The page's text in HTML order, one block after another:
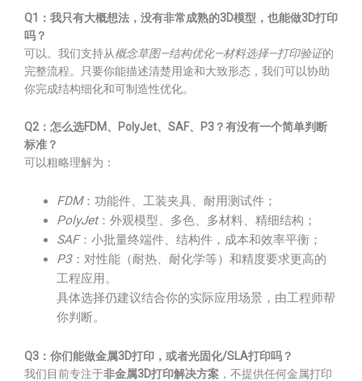
Q1：我只有大概想法，没有非常成熟的3D模型，也能做3D打印
吗？
可以。我们支持从概念草图—结构优化—材料选择—打印验证的
完整流程。只要你能描述清楚用途和大致形态，我们可以协助
你完成结构细化和可制造性优化。
Q2：怎么选FDM、PolyJet、SAF、P3？有没有一个简单判断
标准？
可以粗略理解为：
FDM：功能件、工装夹具、耐用测试件；
PolyJet：外观模型、多色、多材料、精细结构；
SAF：小批量终端件、结构件，成本和效率平衡；
P3：对性能（耐热、耐化学等）和精度要求更高的
工程应用。
具体选择仍建议结合你的实际应用场景，由工程师帮
你判断。
Q3：你们能做金属3D打印，或者光固化/SLA打印吗？
我们目前专注于非金属3D打印解决方案 ，不提供任何金属打印